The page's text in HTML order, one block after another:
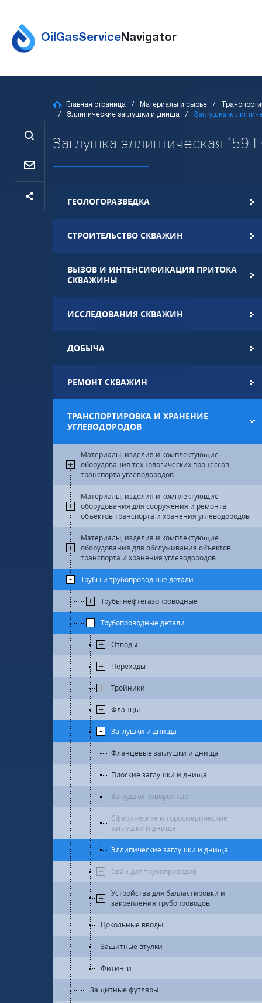
OilGasServiceNavigator
Главная страница Материалы и сырье
Эллипические заглушки и днища
Заглушка
Заглушка эллиптическая 159
ГЕОЛОГОРАЗВЕДКА
СТРОИТЕЛЬСТВО СКВАЖИН
ВЫЗОВ И ИНТЕНСИФИКАЦИЯ ПРИТОКА
СКВАЖИНЫ
ИССЛЕДОВАНИЯ СКВАЖИН
ДОБЫЧА
РЕМОНТ СКВАЖИН
ТРАНСПОРТИРОВКА И ХРАНЕНИЕ
УГЛЕВОДОРОДОВ
Материалы, изделия и комплектующие
оборудования технологических процессов
транспорта углеводородов
Материалы, изделия и комплектующие
оборудования для сооружения и ремонта
объектов транспорта и хранения углеводородов
Материалы, изделия и комплектующие
оборудования для обслуживания объектов
транспорта и хранения углеводородов
Трубы и трубопроводные детали
Трубы нефтегазопроводные
Трубопроводные детали
Отводы
Переходы
Тройники
Фланцы
Заглушки и днища
Фланцевые заглушки и днища
Плоские заглушки и днища
Заглушки поворотные
Сферические и торосферические
заглушки и днища
Эллипические заглушки и днища
Сваи для трубопроводов
Устройства для балластировки и
закрепления трубопроводов
Цокольные вводы
Защитные втулки
Фитинги
Защитные футляры